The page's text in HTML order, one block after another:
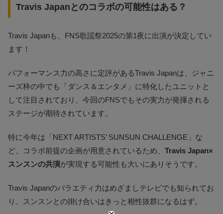
Travis Japanとのコラボの可能性はある？
Travis Japanも、FNS歌謡祭2025の第1夜に出演が決定してい
ます！
パフォーマンス力の高さに定評があるTravis Japanは、ジャニ
ーズ枠の中でも「ダンス＆エンタメ」に特化したユニットと
して注目されており、今回のFNSでもその実力が発揮される
ステージが期待されています。
特に今年は「NEXT ARTISTS’ SUNSUN CHALLENGE」な
ど、コラボ前提の企画が用意されているため、 Travis Japan×
スンスンの共演が実現する可能性も大いにありそうです。
Travis Japanのバラエティ力はめざましテレビでも知られてお
り、スンスンとの掛け合いはきっと相性抜群になるはず。